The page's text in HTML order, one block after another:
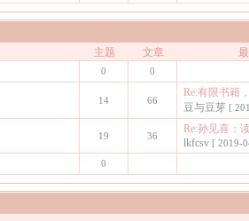
主题 文章
0 0
14 66
Re:有限书籍
豆与豆芽 [
19 36
Re:孙见喜：
lkfcsv [ 2019-
0